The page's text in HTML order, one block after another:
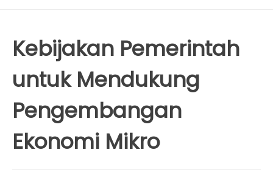
Kebijakan Pemerintah
untuk Mendukung
Pengembangan
Ekonomi Mikro